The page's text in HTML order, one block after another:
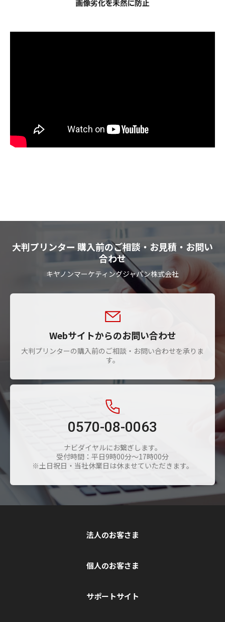
大判プリンター 購入前のご相談・お見積・お問い
合わせ
キヤノンマーケティングジャパン株式会社
Webサイトからのお問い合わせ
大判プリンターの購入前のご相談・お問い合わせを承りま
す。
0570-08-0063
ナビダイヤルにお繋ぎします。
受付時間：平日9時00分～17時00分
※土日祝日・当社休業日は休ませていただきます。
法人のお客さま
個人のお客さま
サポートサイト